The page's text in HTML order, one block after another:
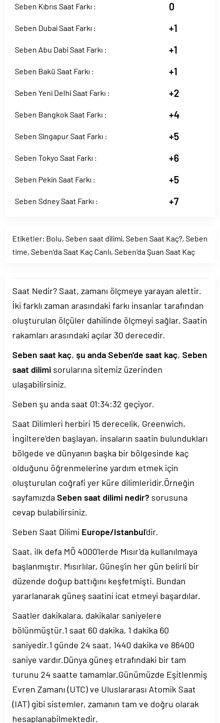
Seben Kıbrıs Saat Farkı : 0
Seben Dubai Saat Farkı : +1
Seben Abu Dabi Saat Farkı : +1
Seben Bakü Saat Farkı : +1
Seben Yeni Delhi Saat Farkı : +2
Seben Bangkok Saat Farkı : +4
Seben Singapur Saat Farkı : +5
Seben Tokyo Saat Farkı : +6
Seben Pekin Saat Farkı : +5
Seben Sdney Saat Farkı : +7
Etiketler: Bolu, Seben saat dilimi, Seben Saat Kaç?, Seben
time, Seben'da Saat Kaç Canlı, Seben'da Şuan Saat Kaç
Saat Nedir? Saat, zamanı ölçmeye yarayan alettir.
İki farklı zaman arasındaki farkı insanlar tarafından
oluşturulan ölçüler dahilinde ölçmeyi sağlar. Saatin
rakamları arasındaki açılar 30 derecedir.
Seben saat kaç, şu anda Seben'de saat kaç, Seben
saat dilimi sorularına sitemiz üzerinden
ulaşabilirsiniz.
Seben şu anda saat 01:34:32 geçiyor.
Saat Dilimleri herbiri 15 derecelik, Greenwich,
İngiltere'den başlayan, insaların saatin bulundukları
bölgede ve dünyanın başka bir bölgesinde kaç
olduğunu öğrenmelerine yardım etmek için
oluşturulan coğrafi yer küre dilimleridir.Örneğin
sayfamızda Seben saat dilimi nedir? sorusuna
cevap bulabilirsiniz.
Seben Saat Dilimi Europe/Istanbul'dir.
Saat, ilk defa MÖ 4000'lerde Mısır'da kullanılmaya
başlanmıştır. Mısırlılar, Güneş'in her gün belirli bir
düzende doğup battığını keşfetmişti. Bundan
yararlanarak güneş saatini icat etmeyi başardılar.
Saatler dakikalara, dakikalar saniyelere
bölünmüştür.1 saat 60 dakika, 1 dakika 60
saniyedir.1 günde 24 saat, 1440 dakika ve 86400
saniye vardır.Dünya güneş etrafındaki bir tam
turunu 24 saatte tamamlar.Günümüzde Eşitlenmiş
Evren Zamanı (UTC) ve Uluslararası Atomik Saat
(IAT) gibi sistemler, zamanın tam ve doğru olarak
hesaplanabilmektedir.